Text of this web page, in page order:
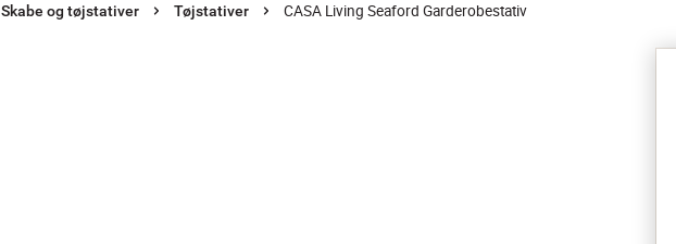
Skabe og tøjstativer Tøjstativer CASA Living Seaford Garderobestativ